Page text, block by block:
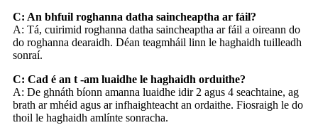
C: An bhfuil roghanna datha saincheaptha ar fáil?
A: Tá, cuirimid roghanna datha saincheaptha ar fáil a oireann do
do roghanna dearaidh. Déan teagmháil linn le haghaidh tuilleadh
sonraí.
C: Cad é an t -am luaidhe le haghaidh orduithe?
A: De ghnáth bíonn amanna luaidhe idir 2 agus 4 seachtaine, ag
brath ar mhéid agus ar infhaighteacht an ordaithe. Fiosraigh le do
thoil le haghaidh amlínte sonracha.